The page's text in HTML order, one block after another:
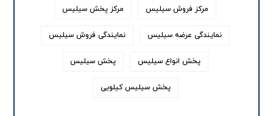
مرکز فروش سیلیس مرکز پخش سیلیس
نمایندگی عرضه سیلیس نمایندگی فروش سیلیس
پخش انواع سیلیس پخش سیلیس
پخش سیلیس کیلویی